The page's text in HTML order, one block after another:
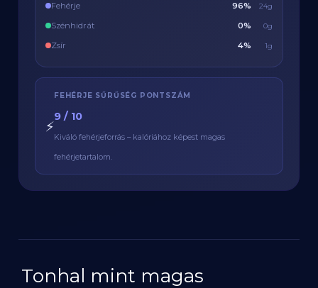
Fehérje 96% 24g
Szénhidrát 0% 0g
Zsír 4% 1g
⚡
FEHÉRJE SŰRŰSÉG PONTSZÁM
9 / 10
Kiváló fehérjeforrás – kalóriához képest magas
fehérjetartalom.
Tonhal mint magas